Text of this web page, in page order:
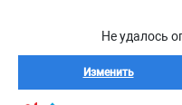
Не удалось
Изменить